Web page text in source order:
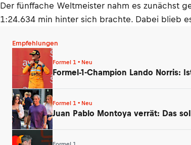
Der fünffache Weltmeister nahm es zunächst
1:24.634 min hinter sich brachte. Dabei blieb
Empfehlungen
Formel 1 • Neu
Formel-1-Champion Lando Norris:
Formel 1 • Neu
Juan Pablo Montoya verrät: Das
Formel 1